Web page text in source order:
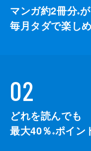
マンガ約2冊分※が
毎月タダで楽しめ
02
どれを読んでも
最大40％ ※ポイン